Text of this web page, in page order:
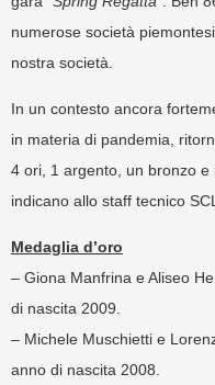
numerose società
nostra società.
In un contesto ancora
in materia di pandemia,
4 ori, 1 argento, un bronzo
indicano allo staff tecnico
Medaglia d’oro
– Giona Manfrina e Aliseo
di nascita 2009.
– Michele Muschietti e
anno di nascita 2008.